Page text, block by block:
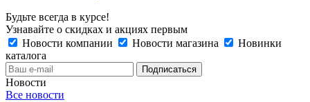
Будьте всегда в курсе!
Узнавайте о скидках и акциях первым
Новости компании
Новости магазина
Новинки
каталога
Новости
Все новости